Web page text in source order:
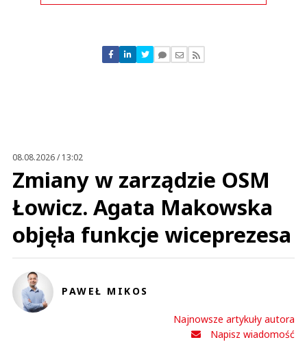
Nie znaleziono komentarzy
Zostaw swoje komentarze
08.08.2026 / 13:02
Zmiany w zarządzie OSM
Łowicz. Agata Makowska
objęła funkcje wiceprezesa
PAWEŁ MIKOS
Najnowsze artykuły autora
Napisz wiadomość